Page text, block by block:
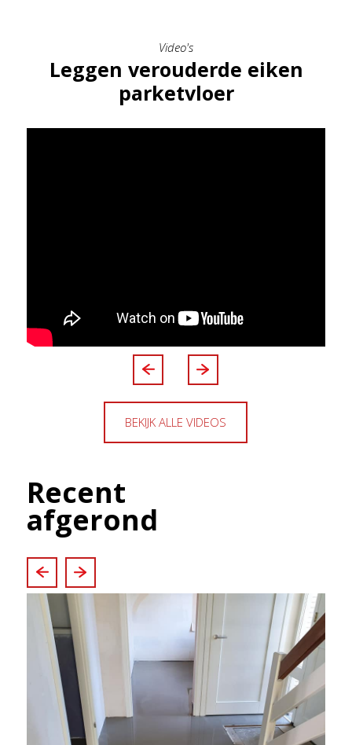
Video's
Leggen verouderde eiken
parketvloer
BEKIJK ALLE VIDEOS
Recent
afgerond